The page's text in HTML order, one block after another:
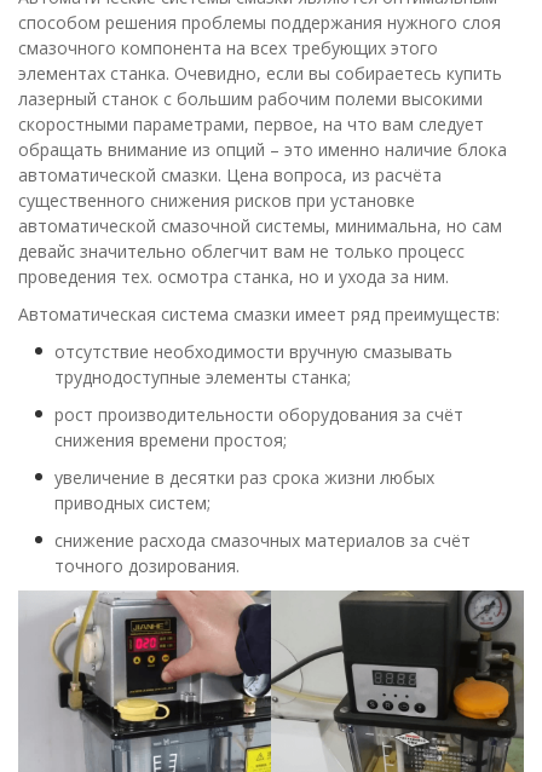
способом решения проблемы поддержания нужного слоя
смазочного компонента на всех требующих этого
элементах станка. Очевидно, если вы собираетесь купить
лазерный станок с большим рабочим полеми высокими
скоростными параметрами, первое, на что вам следует
обращать внимание из опций – это именно наличие блока
автоматической смазки. Цена вопроса, из расчёта
существенного снижения рисков при установке
автоматической смазочной системы, минимальна, но сам
девайс значительно облегчит вам не только процесс
проведения тех. осмотра станка, но и ухода за ним.
Автоматическая система смазки имеет ряд преимуществ:
отсутствие необходимости вручную смазывать
труднодоступные элементы станка;
рост производительности оборудования за счёт
снижения времени простоя;
увеличение в десятки раз срока жизни любых
приводных систем;
снижение расхода смазочных материалов за счёт
точного дозирования.